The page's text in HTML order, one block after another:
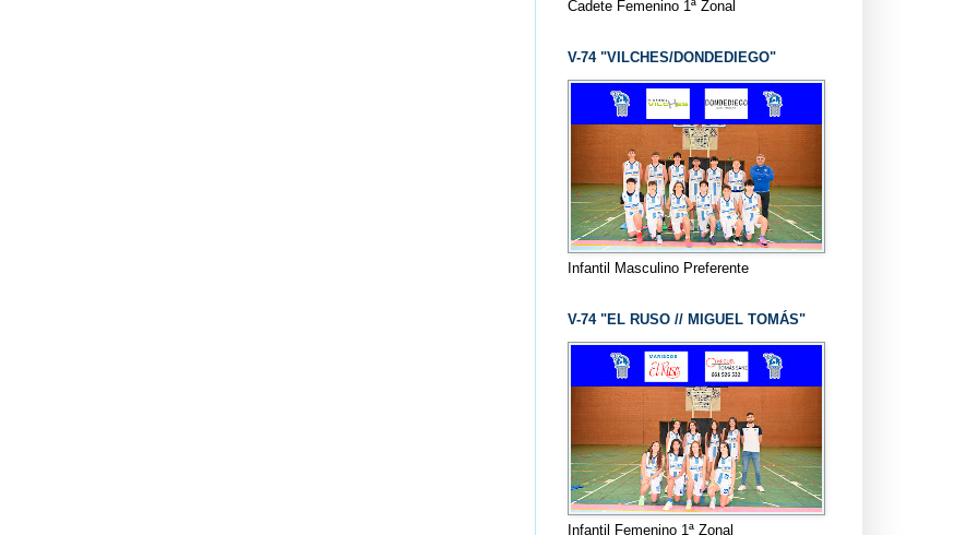
Cadete Femenino 1ª Zonal
V-74 "VILCHES/DONDEDIEGO"
Infantil Masculino Preferente
V-74 "EL RUSO // MIGUEL TOMÁS"
Infantil Femenino 1ª Zonal